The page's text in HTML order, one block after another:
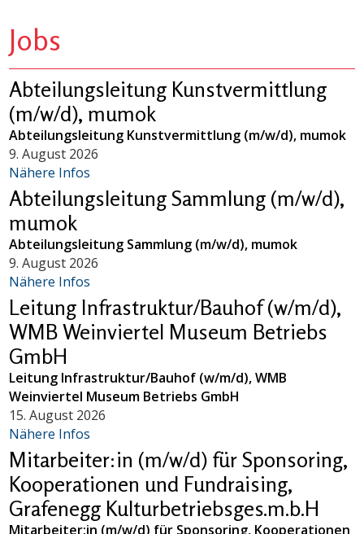
Jobs
Abteilungsleitung Kunstvermittlung
(m/w/d), mumok
Abteilungsleitung Kunstvermittlung (m/w/d), mumok
9. August 2026
Nähere Infos
Abteilungsleitung Sammlung (m/w/d),
mumok
Abteilungsleitung Sammlung (m/w/d), mumok
9. August 2026
Nähere Infos
Leitung Infrastruktur/Bauhof (w/m/d),
WMB Weinviertel Museum Betriebs
GmbH
Leitung Infrastruktur/Bauhof (w/m/d), WMB
Weinviertel Museum Betriebs GmbH
15. August 2026
Nähere Infos
Mitarbeiter:in (m/w/d) für Sponsoring,
Kooperationen und Fundraising,
Grafenegg Kulturbetriebsges.m.b.H
Mitarbeiter:in (m/w/d) für Sponsoring, Kooperationen